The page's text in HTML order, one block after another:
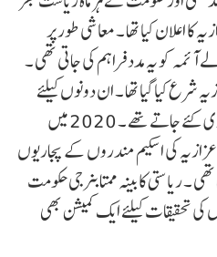
روپئے اعزازیہ کا اعلان کیا تھا ۔ معاشی طور پر
کو یہ مدد فراہم کی جاتی تھی ۔
شرع کیا گیا تھا ۔ ان دونوں کیلئے
فنڈز اقلیتی بہبود کے محکمہ سے جاری کئے جاتے تھے ۔ 2020 میں
کی اسکیم مندروں کے پجاریوں
۔ ریاستی کابینہ ممتابنرجی حکومت
تحقیقات کیلئے ایک کمیشن بھی